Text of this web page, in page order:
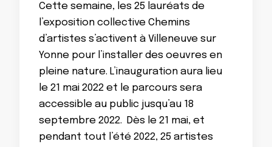
Cette semaine, les 25 lauréats de
l’exposition collective Chemins
d’artistes s’activent à Villeneuve sur
Yonne pour l’installer des oeuvres en
pleine nature. L’inauguration aura lieu
le 21 mai 2022 et le parcours sera
accessible au public jusqu’au 18
septembre 2022. Dès le 21 mai, et
pendant tout l’été 2022, 25 artistes